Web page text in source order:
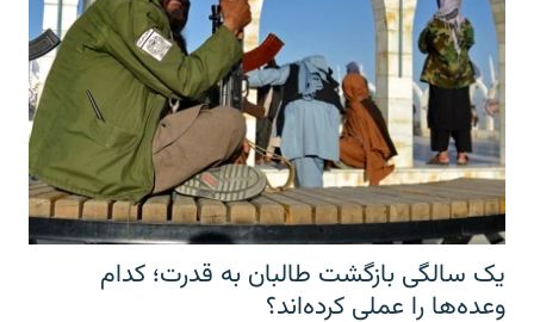
یک سالگی بازگشت طالبان به قدرت؛ کدام
وعده‌ها را عملی کرده‌اند؟